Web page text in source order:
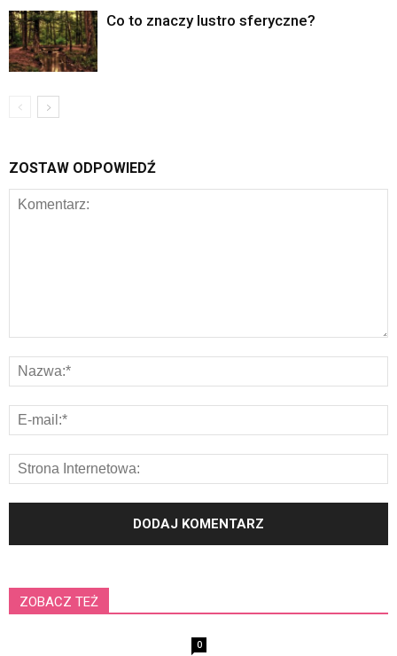
Co to znaczy lustro sferyczne?
ZOSTAW ODPOWIEDŹ
ZOBACZ TEŻ
0